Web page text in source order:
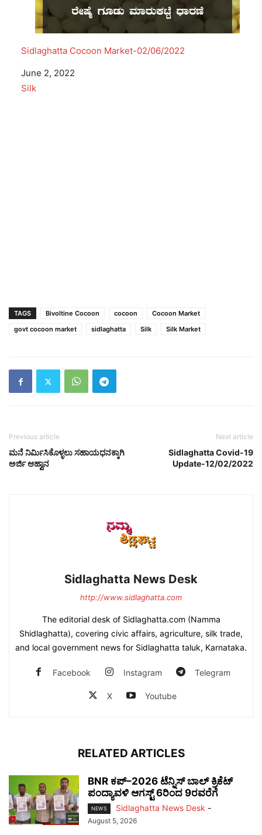
Sidlaghatta Cocoon Market-02/06/2022
Date
June 2, 2022
In relation to
Silk
TAGS Bivoltine Cocoon cocoon
Cocoon Market
govt cocoon market
sidlaghatta Silk Silk Market
Previous article
ಮನೆ ನಿರ್ಮಿಸಿಕೊಳ್ಳಲು ಸಹಾಯಧನಕ್ಕಾಗಿ
ಅರ್ಜಿ ಆಹ್ವಾನ
Next article
Sidlaghatta Covid-19
Update-12/02/2022
Sidlaghatta News Desk
http://www.sidlaghatta.com
The editorial desk of Sidlaghatta.com (Namma
Shidlaghatta), covering civic affairs, agriculture, silk trade,
and local government news for Sidlaghatta taluk, Karnataka.
Facebook Instagram Telegram
X Youtube
RELATED ARTICLES
BNR ಕಪ್–2026 ಟೆನ್ನಿಸ್ ಬಾಲ್ ಕ್ರಿಕೆಟ್
ಪಂದ್ಯಾವಳಿ ಆಗಸ್ಟ್ 6ರಿಂದ 9ರವರೆಗೆ
NEWS Sidlaghatta News Desk -
August 5, 2026